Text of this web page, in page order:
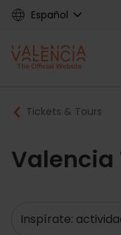
Skip
content
Español
Main
navigation
Tickets & Tours
Valencia
Buscar